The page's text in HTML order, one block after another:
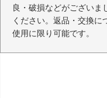
良・破損などがございま
ください。返品・交換に
使用に限り可能です。